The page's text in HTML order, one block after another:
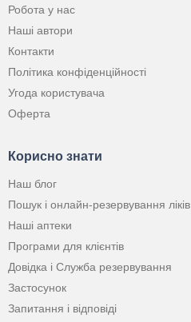
Робота у нас
Наші автори
Контакти
Політика конфіденційності
Угода користувача
Оферта
Корисно знати
Наш блог
Пошук і онлайн-резервування ліків
Наші аптеки
Програми для клієнтів
Довідка і Служба резервування
Застосунок
Запитання і відповіді